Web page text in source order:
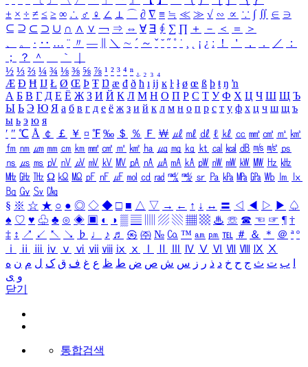
± × ÷ ≠ ≤ ≥ ∞ ∴ ♂ ♀ ∠ ⊥ ⌒ ∂ ∇ ≡ ≒ ≪ ≫ √ ∽ ∝ ∵ ∫ ∬ ∈ ∋
⊆ ⊇ ⊂ ⊃ ∪ ∩ ∧ ∨ ￢ ⇒ ⇔ ∀ ∃ ∮ ∑ ∏ ＋ － ＜ ＝
＞
、
。 · ‥ … ¨ 〃 ― ＼ ∼ ´ ～ ˇ ˘ ˝ ˚ ˙ ¸ ¡ ¿ ː ！ ＇ ， ． ／
：
；
？ ＾ ｀
½ ⅓ ⅔ ¼ ¾ ⅛ ⅜ ⅝ ⅞ ¹ ² ³ ⁴ ⁿ ₁ ₂ ₃ ₄
Æ Ð Ħ Ĳ Ł Ø Œ Þ Ŧ Ŋ æ đ ð ħ ı ĳ ĸ ŀ ł ø œ ß þ ŧ ŋ ŉ
А Б В Г Д Е Ё Ж З И Й К Л М Н О П Р С Т У Ф Х Ц Ч Ш Щ Ъ
Ы Ь Э Ю Я а б в г д е ё ж з и й к л м н о п р с т у ф х ц ч ш щ ъ
ы ь э ю я
′ ″ ℃ Å ￠ ￡ ￥ ¤ ℉ ‰ ＄ ％ Ｆ ￦ ㎕ ㎖ ㎗ ℓ ㎘ ㏄ ㎣ ㎤ ㎥ ㎦
㎙ ㎚ ㎛ ㎜ ㎝ ㎞ ㎟ ㎠ ㎡ ㎢ ㏊ ㎍ ㎎ ㎏ ㏏ ㎈ ㎉ ㏈ ㎧ ㎨ ㎰
㎱ ㎲ ㎳ ㎴ ㎵ ㎶ ㎷ ㎸ ㎹ ㎀ ㎁ ㎂ ㎃ ㎄ ㎺ ㎻ ㎽ ㎾ ㎿ ㎐ ㎑
㎒ ㎓ ㎔ Ω ㏀ ㏁ ㎊ ㎋ ㎌ ㏖ ㏅ ㎭ ㎮ ㎯ ㏛ ㎩ ㎪ ㎫ ㎬ ㏝ ㏐
㏓
㏃ ㏉ ㏜ ㏆
§ ※ ☆ ★ ○ ● ◎ ◇ ◆ □ ■ △ ▽ → ← ↑ ↓ ↔ 〓 ◁ ◀ ▷ ▶ ♤
♠ ♡ ♥ ♧ ♣ ⊙ ◈ ▣ ◐ ◑ ▒ ▤ ▨ ▧ ▦ ▩ ♨ ☏ ☎ ☜ ☞ ¶ †
‡ ↕ ↗ ↙ ↖ ↘ ♭ ♩ ♪ ♬ ㉿ ㈜ № ㏇ ™ ㏂ ㏘ ℡ ＃ ＆ ＊ ＠ ª º
ⅰ
ⅱ ⅲ ⅳ ⅴ ⅵ ⅶ ⅷ ⅸ ⅹ Ⅳ Ⅴ Ⅵ Ⅶ Ⅷ Ⅸ Ⅹ
ب ت ث ج ح خ د ذ ر ز س ش ص ض ط ظ ع غ ف ق ک ل م ن ه
و ی
닫기
통합검색